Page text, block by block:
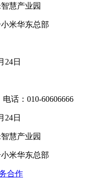
慧产业园
米华东总部
24日
话：010-60606666
24日
慧产业园
米华东总部
合作